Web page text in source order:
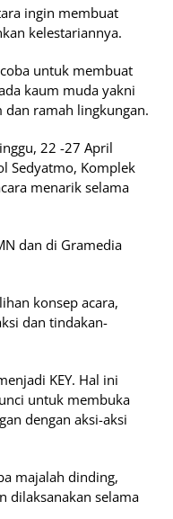
ingin membuat
kelestariannya.
untuk membuat
kaum muda yakni
dan ramah lingkungan.
22 -27 April
Sedyatmo, Komplek
menarik selama
dan di Gramedia
konsep acara,
dan tindakan-
KEY. Hal ini
untuk membuka
dengan aksi-aksi
majalah dinding,
dilaksanakan selama